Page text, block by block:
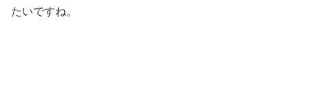
たいですね。